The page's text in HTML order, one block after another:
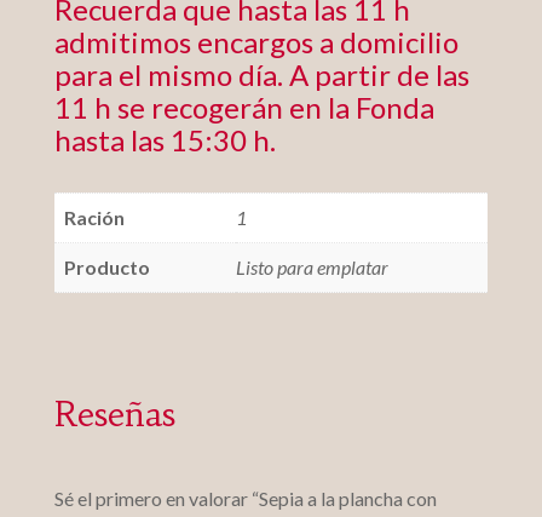
Recuerda que hasta las 11 h
admitimos encargos a domicilio
para el mismo día. A partir de las
11 h se recogerán en la Fonda
hasta las 15:30 h.
Ración 1
Producto Listo para emplatar
Reseñas
Sé el primero en valorar “Sepia a la plancha con